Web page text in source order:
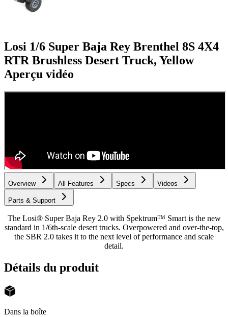
Losi 1/6 Super Baja Rey Brenthel 8S 4X4
RTR Brushless Desert Truck, Yellow
Aperçu vidéo
Overview All Features Specs Videos
Parts & Support
The Losi® Super Baja Rey 2.0 with Spektrum™ Smart is the new
standard in 1/6th-scale desert trucks. Overpowered and over-the-top,
the SBR 2.0 takes it to the next level of performance and scale
detail.
Détails du produit
Dans la boîte